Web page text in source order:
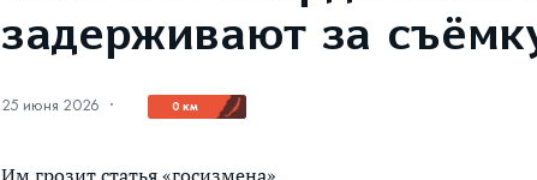
задерживают за
25 июня 2026 · 0 км